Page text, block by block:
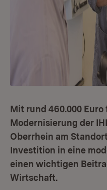
Mit rund 460.000
Modernisierung der
Oberrhein am
Investition in eine
einen wichtigen
Wirtschaft.